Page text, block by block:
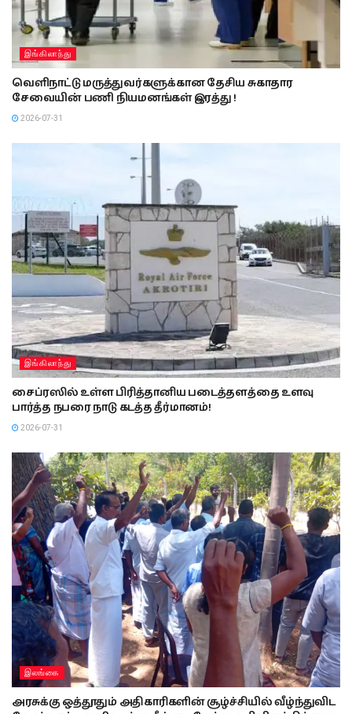
இங்கிலாந்து
வெளிநாட்டு மருத்துவர்களுக்கான தேசிய சுகாதார
சேவையின் பணி நியமனங்கள் இரத்து !
2026-07-31
இங்கிலாந்து
சைப்ரஸில் உள்ள பிரித்தானிய படைத்தளத்தை உளவு
பார்த்த நபரை நாடு கடத்த தீர்மானம்!
2026-07-31
இலங்கை
அரசுக்கு ஒத்தூதும் அதிகாரிகளின் சூழ்ச்சியில் வீழ்ந்துவிட